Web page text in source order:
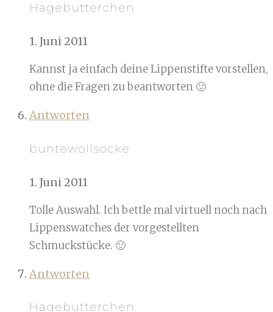
Hagebutterchen
1. Juni 2011
Kannst ja einfach deine Lippenstifte vorstellen,
ohne die Fragen zu beantworten 🙂
Antworten
buntewollsocke
1. Juni 2011
Tolle Auswahl. Ich bettle mal virtuell noch nach
Lippenswatches der vorgestellten
Schmuckstücke. 🙂
Antworten
Hagebutterchen